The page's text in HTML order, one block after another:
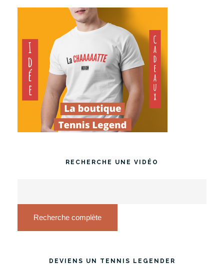
RECHERCHE UNE VIDÉO
Recherche complète
DEVIENS UN TENNIS LEGENDER